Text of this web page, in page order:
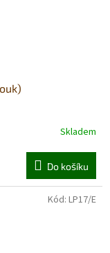
Skladem
Do košíku
Kód: LP17/E